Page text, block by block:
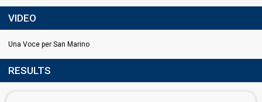
VIDEO
Una Voce per San Marino
RESULTS